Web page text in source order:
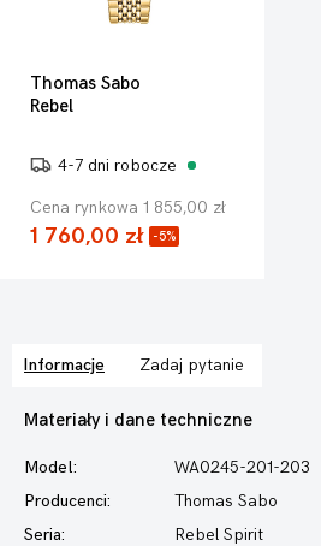
Thomas Sabo
Rebel
4-7 dni robocze
Cena rynkowa 1 855,00 zł
1 760,00 zł -5%
Informacje Zadaj pytanie
Materiały i dane techniczne
Model:
WA0245-201-203
Producenci:
Thomas Sabo
Seria:
Rebel Spirit